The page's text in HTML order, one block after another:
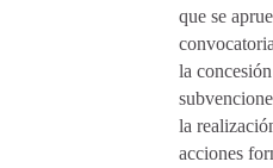
que se
la
la
acciones